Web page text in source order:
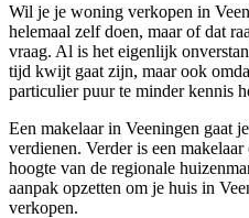
Wil je je woning verkopen in
helemaal zelf doen, maar of dat
vraag. Al is het eigenlijk
tijd kwijt gaat zijn, maar ook
particulier puur te minder kennis
Een makelaar in Veeningen gaat
verdienen. Verder is een
hoogte van de regionale
aanpak opzetten om je huis in
verkopen.